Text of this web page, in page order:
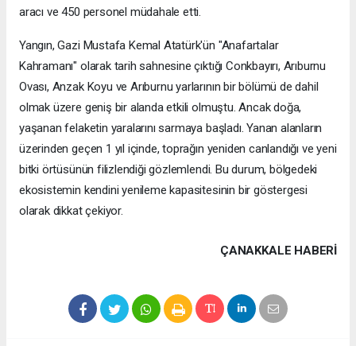
aracı ve 450 personel müdahale etti.
Yangın, Gazi Mustafa Kemal Atatürk'ün "Anafartalar
Kahramanı" olarak tarih sahnesine çıktığı Conkbayırı, Arıburnu
Ovası, Anzak Koyu ve Arıburnu yarlarının bir bölümü de dahil
olmak üzere geniş bir alanda etkili olmuştu. Ancak doğa,
yaşanan felaketin yaralarını sarmaya başladı. Yanan alanların
üzerinden geçen 1 yıl içinde, toprağın yeniden canlandığı ve yeni
bitki örtüsünün filizlendiği gözlemlendi. Bu durum, bölgedeki
ekosistemin kendini yenileme kapasitesinin bir göstergesi
olarak dikkat çekiyor.
ÇANAKKALE HABERİ